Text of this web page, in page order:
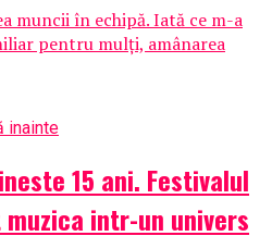
muncii în echipă. Iată ce m-a
pentru mulți, amânarea
inainte
15 ani. Festivalul
intr-un univers